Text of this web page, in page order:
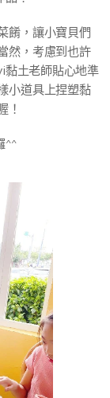
餚，讓小寶貝們
然，考慮到也許
黏土老師貼心地準
小道具上捏塑黏
！
^^